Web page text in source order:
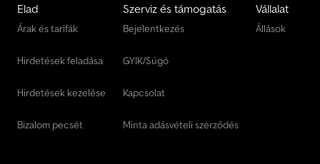
Elad
Árak és tarifák
Hirdetések feladása
Hirdetések kezelése
Bizalom pecsét
Szerviz és támogatás
Bejelentkezés
GYIK/Súgó
Kapcsolat
Minta adásvételi szerződés
Vállalat
Állások